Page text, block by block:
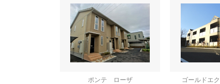
ポンテ ローザ
ゴールドエ